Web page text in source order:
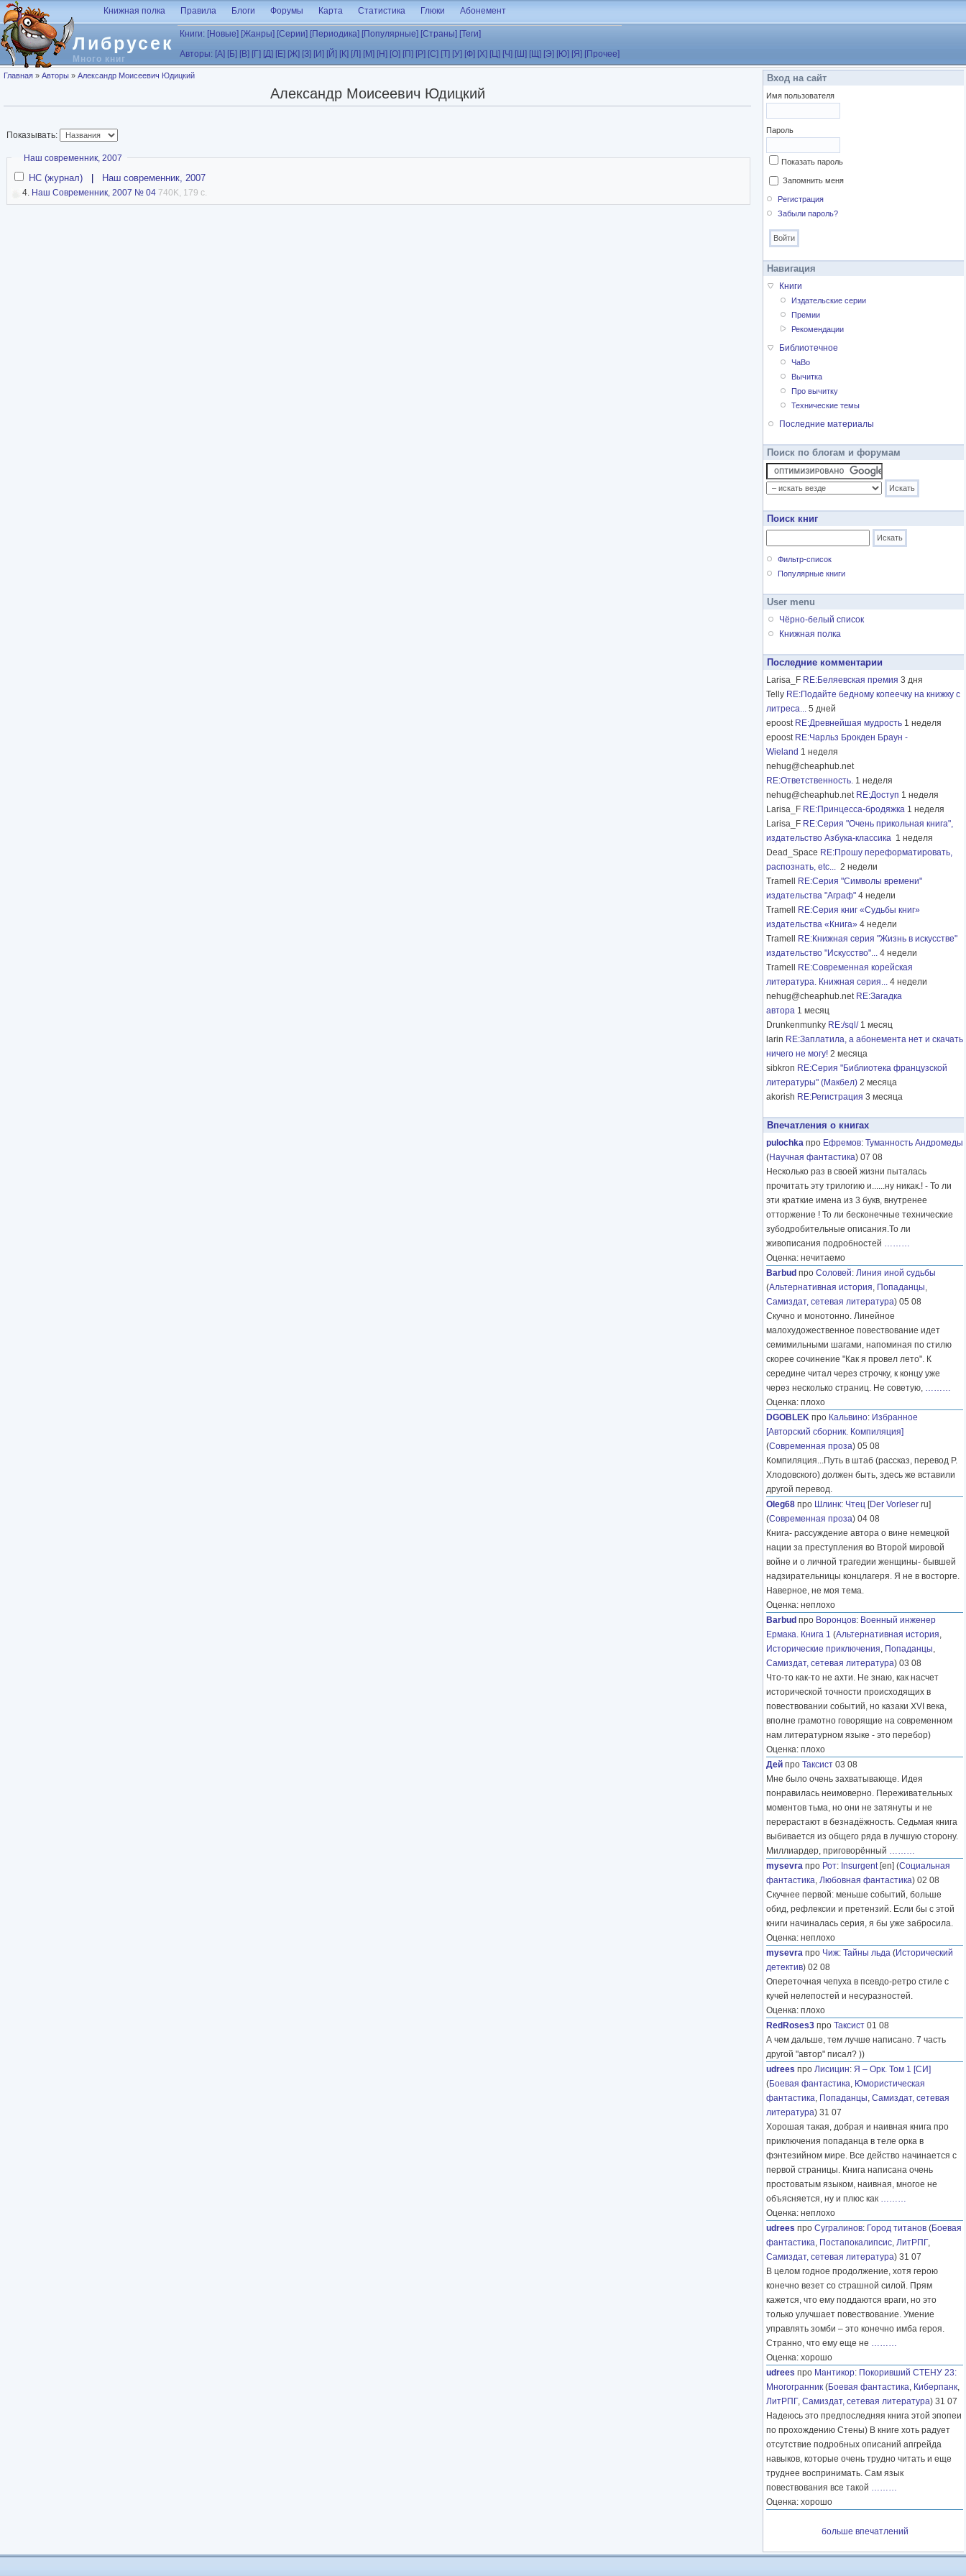
Перейти к основному содержанию
Либрусек
Много книг
Книжная полка Правила Блоги Форумы Карта Статистика Глюки Абонемент
Книги: [Новые] [Жанры] [Серии] [Периодика] [Популярные] [Страны] [Теги]
Авторы: [А] [Б] [В] [Г] [Д] [Е] [Ж] [З] [И] [Й] [К] [Л] [М] [Н] [О] [П] [Р] [С] [Т] [У] [Ф] [Х] [Ц] [Ч] [Ш] [Щ] [Э] [Ю] [Я] [Прочее]
Вы здесь
Главная » Авторы » Александр Моисеевич Юдицкий
Александр Моисеевич Юдицкий
Показывать:
Скрыть
Наш современник, 2007
НС (журнал) Наш современник, 2007
4. Наш Современник, 2007 № 04 740K, 179 с.
Вход на сайт
Имя пользователя
Пароль
Показать пароль
Запомнить меня
Регистрация
Забыли пароль?
Навигация
Книги
Издательские серии
Премии
Рекомендации
Библиотечное
ЧаВо
Вычитка
Про вычитку
Технические темы
Последние материалы
Поиск по блогам и форумам
Поиск книг
Фильтр-список
Популярные книги
User menu
Чёрно-белый список
Книжная полка
Последние комментарии
Larisa_F RE:Беляевская премия 3 дня
Telly RE:Подайте бедному копеечку на книжку с
литреса... 5 дней
epoost RE:Древнейшая мудрость 1 неделя
epoost RE:Чарльз Брокден Браун -
Wieland 1 неделя
nehug@cheaphub.net
RE:Ответственность. 1 неделя
nehug@cheaphub.net RE:Доступ 1 неделя
Larisa_F RE:Принцесса-бродяжка 1 неделя
Larisa_F RE:Серия "Очень прикольная книга",
издательство Азбука-классика 1 неделя
Dead_Space RE:Прошу переформатировать,
распознать, etc... 2 недели
Tramell
RE:Серия "Символы времени"
издательства "Аграф" 4 недели
Tramell
RE:Серия книг «Судьбы книг»
издательства «Книга» 4 недели
Tramell
RE:Книжная серия "Жизнь в искусстве"
издательство "Искусство"... 4 недели
Tramell
RE:Современная корейская
литература. Книжная серия... 4 недели
nehug@cheaphub.net RE:Загадка
автора 1 месяц
Drunkenmunky RE:/sql/ 1 месяц
larin RE:Заплатила, а абонемента нет и скачать
ничего не могу! 2 месяца
sibkron RE:Серия "Библиотека французской
литературы" (Макбел) 2 месяца
akorish RE:Регистрация 3 месяца
Впечатления о книгах
pulochka про Ефремов: Туманность Андромеды
(Научная фантастика) 07 08
Несколько раз в своей жизни пыталась
прочитать эту трилогию и......ну никак.! - То ли
эти краткие имена из 3 букв, внутренее
отторжение ! То ли бесконечные технические
зубодробительные описания.То ли
живописания подробностей ………
Оценка: нечитаемо
Barbud про Соловей: Линия иной судьбы
(Альтернативная история, Попаданцы,
Самиздат, сетевая литература) 05 08
Скучно и монотонно. Линейное
малохудожественное повествование идет
семимильными шагами, напоминая по стилю
скорее сочинение "Как я провел лето". К
середине читал через строчку, к концу уже
через несколько страниц. Не советую, ………
Оценка: плохо
DGOBLEK про Кальвино: Избранное
[Авторский сборник. Компиляция]
(Современная проза) 05 08
Компиляция...Путь в штаб (рассказ, перевод Р.
Хлодовского) должен быть, здесь же вставили
другой перевод.
Oleg68 про Шлинк: Чтец [Der Vorleser ru]
(Современная проза) 04 08
Книга- рассуждение автора о вине немецкой
нации за преступления во Второй мировой
войне и о личной трагедии женщины- бывшей
надзирательницы концлагеря. Я не в восторге.
Наверное, не моя тема.
Оценка: неплохо
Barbud про Воронцов: Военный инженер
Ермака. Книга 1 (Альтернативная история,
Исторические приключения, Попаданцы,
Самиздат, сетевая литература) 03 08
Что-то как-то не ахти. Не знаю, как насчет
исторической точности происходящих в
повествовании событий, но казаки XVI века,
вполне грамотно говорящие на современном
нам литературном языке - это перебор)
Оценка: плохо
Дей про Таксист 03 08
Мне было очень захватывающе. Идея
понравилась неимоверно. Переживательных
моментов тьма, но они не затянуты и не
перерастают в безнадёжность. Седьмая книга
выбивается из общего ряда в лучшую сторону.
Миллиардер, приговорённый ………
mysevra про Рот: Insurgent[en] (Социальная
фантастика, Любовная фантастика) 02 08
Скучнее первой: меньше событий, больше
обид, рефлексии и претензий. Если бы с этой
книги начиналась серия, я бы уже забросила.
Оценка: неплохо
mysevra про Чиж: Тайны льда (Исторический
детектив) 02 08
Опереточная чепуха в псевдо-ретро стиле с
кучей нелепостей и несуразностей.
Оценка: плохо
RedRoses3 про Таксист 01 08
А чем дальше, тем лучше написано. 7 часть
другой "автор" писал? ))
udrees про Лисицин: Я – Орк. Том 1 [СИ]
(Боевая фантастика, Юмористическая
фантастика, Попаданцы, Самиздат, сетевая
литература) 31 07
Хорошая такая, добрая и наивная книга про
приключения попаданца в теле орка в
фэнтезийном мире. Все действо начинается с
первой страницы. Книга написана очень
простоватым языком, наивная, многое не
объясняется, ну и плюс как ………
Оценка: неплохо
udrees про Сугралинов: Город титанов (Боевая
фантастика, Постапокалипсис, ЛитРПГ,
Самиздат, сетевая литература) 31 07
В целом годное продолжение, хотя герою
конечно везет со страшной силой. Прям
кажется, что ему поддаются враги, но это
только улучшает повествование. Умение
управлять зомби – это конечно имба героя.
Странно, что ему еще не ………
Оценка: хорошо
udrees про Мантикор: Покоривший СТЕНУ 23:
Многогранник (Боевая фантастика, Киберпанк,
ЛитРПГ, Самиздат, сетевая литература) 31 07
Надеюсь это предпоследняя книга этой эпопеи
по прохождению Стены) В книге хоть радует
отсутствие подробных описаний апгрейда
навыков, которые очень трудно читать и еще
труднее воспринимать. Сам язык
повествования все такой ………
Оценка: хорошо
больше впечатлений